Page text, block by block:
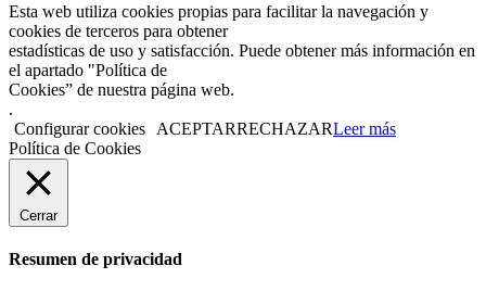
Esta web utiliza cookies propias para facilitar la navegación y
cookies de terceros para obtener
estadísticas de uso y satisfacción. Puede obtener más información en
el apartado "Política de
Cookies” de nuestra página web.
.
Configurar cookies
ACEPTARRECHAZARLeer más
Política de Cookies
Cerrar
Resumen de privacidad